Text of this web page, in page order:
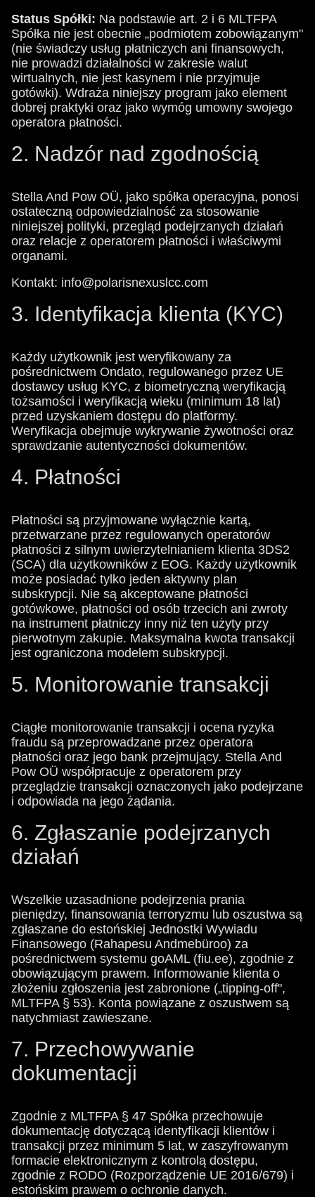
Status Spółki: Na podstawie art. 2 i 6 MLTFPA
Spółka nie jest obecnie „podmiotem zobowiązanym"
(nie świadczy usług płatniczych ani finansowych,
nie prowadzi działalności w zakresie walut
wirtualnych, nie jest kasynem i nie przyjmuje
gotówki). Wdraża niniejszy program jako element
dobrej praktyki oraz jako wymóg umowny swojego
operatora płatności.
2. Nadzór nad zgodnością
Stella And Pow OÜ, jako spółka operacyjna, ponosi
ostateczną odpowiedzialność za stosowanie
niniejszej polityki, przegląd podejrzanych działań
oraz relacje z operatorem płatności i właściwymi
organami.
Kontakt: info@polarisnexuslcc.com
3. Identyfikacja klienta (KYC)
Każdy użytkownik jest weryfikowany za
pośrednictwem Ondato, regulowanego przez UE
dostawcy usług KYC, z biometryczną weryfikacją
tożsamości i weryfikacją wieku (minimum 18 lat)
przed uzyskaniem dostępu do platformy.
Weryfikacja obejmuje wykrywanie żywotności oraz
sprawdzanie autentyczności dokumentów.
4. Płatności
Płatności są przyjmowane wyłącznie kartą,
przetwarzane przez regulowanych operatorów
płatności z silnym uwierzytelnianiem klienta 3DS2
(SCA) dla użytkowników z EOG. Każdy użytkownik
może posiadać tylko jeden aktywny plan
subskrypcji. Nie są akceptowane płatności
gotówkowe, płatności od osób trzecich ani zwroty
na instrument płatniczy inny niż ten użyty przy
pierwotnym zakupie. Maksymalna kwota transakcji
jest ograniczona modelem subskrypcji.
5. Monitorowanie transakcji
Ciągłe monitorowanie transakcji i ocena ryzyka
fraudu są przeprowadzane przez operatora
płatności oraz jego bank przejmujący. Stella And
Pow OÜ współpracuje z operatorem przy
przeglądzie transakcji oznaczonych jako podejrzane
i odpowiada na jego żądania.
6. Zgłaszanie podejrzanych
działań
Wszelkie uzasadnione podejrzenia prania
pieniędzy, finansowania terroryzmu lub oszustwa są
zgłaszane do estońskiej Jednostki Wywiadu
Finansowego (Rahapesu Andmebüroo) za
pośrednictwem systemu goAML (fiu.ee), zgodnie z
obowiązującym prawem. Informowanie klienta o
złożeniu zgłoszenia jest zabronione („tipping-off",
MLTFPA § 53). Konta powiązane z oszustwem są
natychmiast zawieszane.
7. Przechowywanie
dokumentacji
Zgodnie z MLTFPA § 47 Spółka przechowuje
dokumentację dotyczącą identyfikacji klientów i
transakcji przez minimum 5 lat, w zaszyfrowanym
formacie elektronicznym z kontrolą dostępu,
zgodnie z RODO (Rozporządzenie UE 2016/679) i
estońskim prawem o ochronie danych.